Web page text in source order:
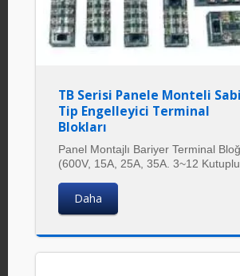
TB Serisi Panele Monteli
Tip Engelleyici Terminal
Blokları
Panel Montajlı Bariyer Terminal
(600V, 15A, 25A, 35A. 3~12
Daha